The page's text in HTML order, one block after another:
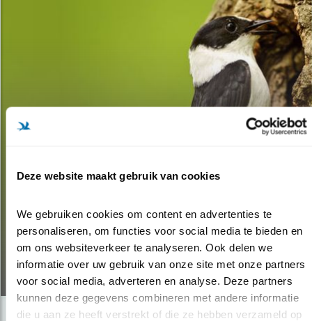
Deze website maakt gebruik van cookies
We gebruiken cookies om content en advertenties te
personaliseren, om functies voor social media te bieden en
om ons websiteverkeer te analyseren. Ook delen we
informatie over uw gebruik van onze site met onze partners
voor social media, adverteren en analyse. Deze partners
kunnen deze gegevens combineren met andere informatie
die u aan ze heeft verstrekt of die ze hebben verzameld op
BEROEMD POOLS BOS
VERWOEST
19.06.17